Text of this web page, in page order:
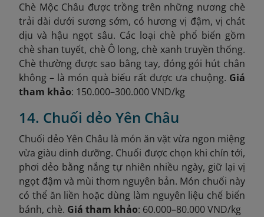
Chè Mộc Châu được trồng trên những nương chè
trải dài dưới sương sớm, có hương vị đậm, vị chát
dịu và hậu ngọt sâu. Các loại chè phổ biến gồm
chè shan tuyết, chè Ô long, chè xanh truyền thống.
Chè thường được sao bằng tay, đóng gói hút chân
không – là món quà biếu rất được ưa chuộng. Giá
tham khảo: 150.000–300.000 VND/kg
14. Chuối dẻo Yên Châu
Chuối dẻo Yên Châu là món ăn vặt vừa ngon miệng
vừa giàu dinh dưỡng. Chuối được chọn khi chín tới,
phơi dẻo bằng nắng tự nhiên nhiều ngày, giữ lại vị
ngọt đậm và mùi thơm nguyên bản. Món chuối này
có thể ăn liền hoặc dùng làm nguyên liệu chế biến
bánh, chè. Giá tham khảo: 60.000–80.000 VND/kg